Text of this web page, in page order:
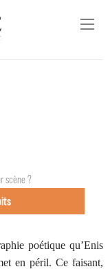
scène ?
poétique qu’Enis
en péril. Ce faisant,